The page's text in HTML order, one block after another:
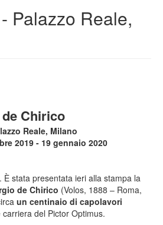
Palazzo Reale,
de Chirico
Reale, Milano
2019 - 19 gennaio 2020
È stata presentata ieri alla stampa la
de Chirico (Volos, 1888 – Roma,
un centinaio di capolavori
carriera del Pictor Optimus.